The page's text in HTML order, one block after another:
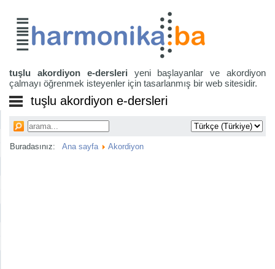
tuşlu akordiyon e-dersleri yeni başlayanlar ve akordiyon
çalmayı öğrenmek isteyenler için tasarlanmış bir web sitesidir.
tuşlu akordiyon e-dersleri
Buradasınız: Ana sayfa Akordiyon